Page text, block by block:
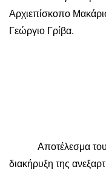
Αρχιεπίσκοπο
Γεώργιο Γρίβα.
Αποτέλεσμα του
διακήρυξη της